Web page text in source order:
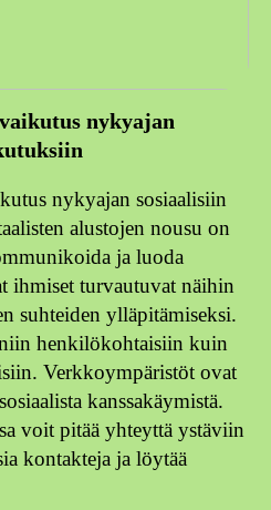
nykyajan
nykyajan sosiaalisiin
alustojen nousu on
ja luoda
ihmiset turvautuvat näihin
suhteiden ylläpitämiseksi.
henkilökohtaisiin kuin
Verkkoympäristöt ovat
kanssakäymistä.
voit pitää yhteyttä ystäviin
kontakteja ja löytää